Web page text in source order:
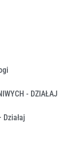
​- DZIAŁAJ